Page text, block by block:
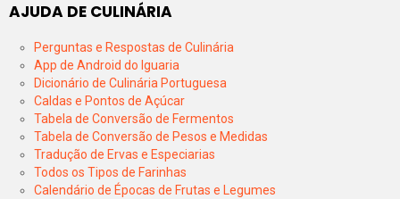
AJUDA DE CULINÁRIA
Perguntas e Respostas de Culinária
App de Android do Iguaria
Dicionário de Culinária Portuguesa
Caldas e Pontos de Açúcar
Tabela de Conversão de Fermentos
Tabela de Conversão de Pesos e Medidas
Tradução de Ervas e Especiarias
Todos os Tipos de Farinhas
Calendário de Épocas de Frutas e Legumes